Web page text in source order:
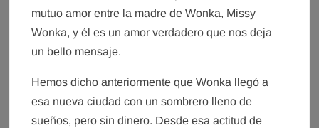
mutuo amor entre la madre de Wonka, Missy
Wonka, y él es un amor verdadero que nos deja
un bello mensaje.
Hemos dicho anteriormente que Wonka llegó a
esa nueva ciudad con un sombrero lleno de
sueños, pero sin dinero. Desde esa actitud de